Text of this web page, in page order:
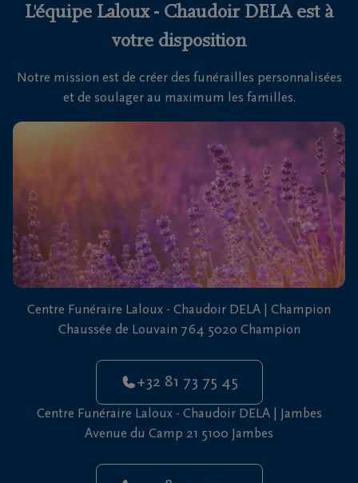
fréquemment
Nous
sommes
là pour
75
45
L'équipe Laloux - Chaudoir DELA est à
votre disposition
Notre mission est de créer des funérailles personnalisées
et de soulager au maximum les familles.
Centre Funéraire Laloux - Chaudoir DELA | Champion
Chaussée de Louvain 764 5020 Champion
+32 81 73 75 45
Centre Funéraire Laloux - Chaudoir DELA | Jambes
Avenue du Camp 21 5100 Jambes